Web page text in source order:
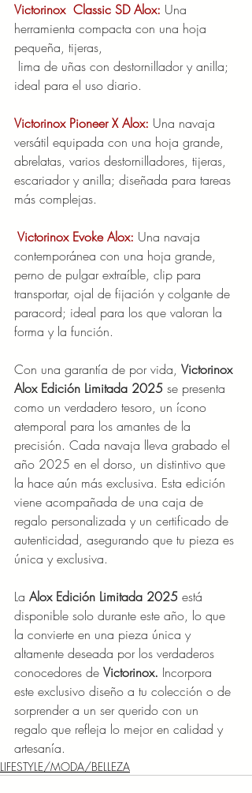
Victorinox  Classic SD Alox: Una
herramienta compacta con una hoja
pequeña, tijeras,
lima de uñas con destornillador y anilla;
ideal para el uso diario.
Victorinox Pioneer X Alox: Una navaja
versátil equipada con una hoja grande,
abrelatas, varios destornilladores, tijeras,
escariador y anilla; diseñada para tareas
más complejas.
Victorinox Evoke Alox: Una navaja
contemporánea con una hoja grande,
perno de pulgar extraíble, clip para
transportar, ojal de fijación y colgante de
paracord; ideal para los que valoran la
forma y la función.
Con una garantía de por vida, Victorinox
Alox Edición Limitada 2025 se presenta
como un verdadero tesoro, un ícono
atemporal para los amantes de la
precisión. Cada navaja lleva grabado el
año 2025 en el dorso, un distintivo que
la hace aún más exclusiva. Esta edición
viene acompañada de una caja de
regalo personalizada y un certificado de
autenticidad, asegurando que tu pieza es
única y exclusiva.
La Alox Edición Limitada 2025 está
disponible solo durante este año, lo que
la convierte en una pieza única y
altamente deseada por los verdaderos
conocedores de Victorinox. Incorpora
este exclusivo diseño a tu colección o de
sorprender a un ser querido con un
regalo que refleja lo mejor en calidad y
artesanía.
LIFESTYLE/MODA/BELLEZA